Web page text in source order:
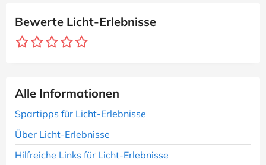
Bewerte Licht-Erlebnisse
Alle Informationen
Spartipps für Licht-Erlebnisse
Über Licht-Erlebnisse
Hilfreiche Links für Licht-Erlebnisse